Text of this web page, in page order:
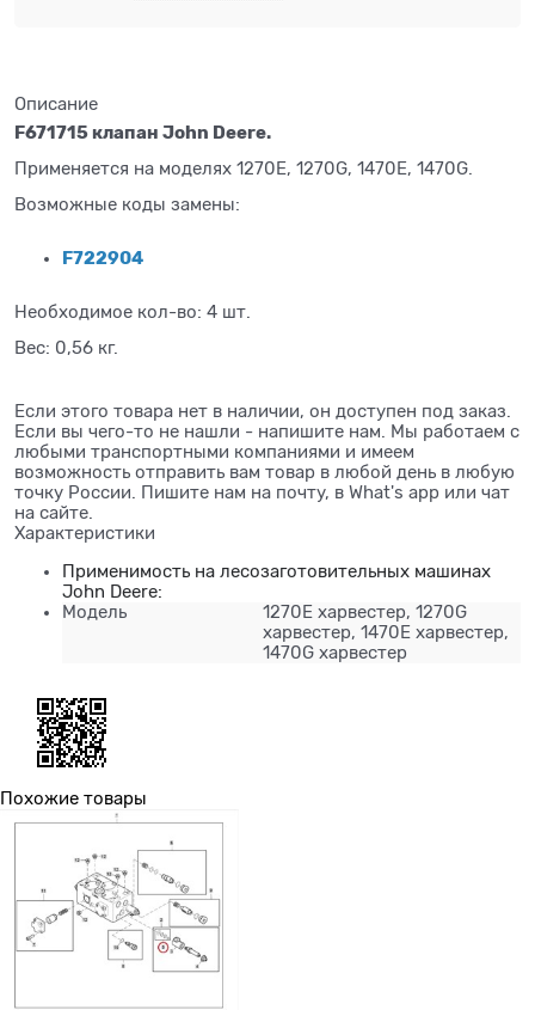
Описание
F671715 клапан John Deere.
Применяется на моделях 1270E, 1270G, 1470E, 1470G.
Возможные коды замены:
F722904
Необходимое кол-во: 4 шт.
Вес: 0,56 кг.
Если этого товара нет в наличии, он доступен под заказ.
Если вы чего-то не нашли - напишите нам. Мы работаем с
любыми транспортными компаниями и имеем
возможность отправить вам товар в любой день в любую
точку России. Пишите нам на почту, в What's app или чат
на сайте.
Характеристики
Применимость на лесозаготовительных машинах
John Deere:
Модель
1270E харвестер, 1270G
харвестер, 1470E харвестер,
1470G харвестер
Похожие товары